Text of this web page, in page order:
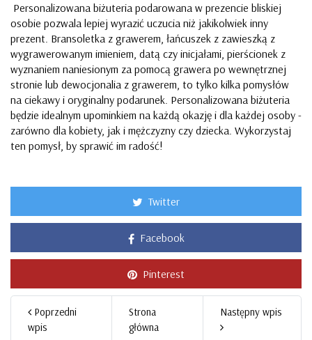
Personalizowana biżuteria podarowana w prezencie bliskiej
osobie pozwala lepiej wyrazić uczucia niż jakikolwiek inny
prezent. Bransoletka z grawerem, łańcuszek z zawieszką z
wygrawerowanym imieniem, datą czy inicjałami, pierścionek z
wyznaniem naniesionym za pomocą grawera po wewnętrznej
stronie lub dewocjonalia z grawerem, to tylko kilka pomysłów
na ciekawy i oryginalny podarunek. Personalizowana biżuteria
będzie idealnym upominkiem na każdą okazję i dla każdej osoby -
zarówno dla kobiety, jak i mężczyzny czy dziecka. Wykorzystaj
ten pomysł, by sprawić im radość!
Twitter
Facebook
Pinterest
Poprzedni
wpis
Strona
główna
Następny wpis